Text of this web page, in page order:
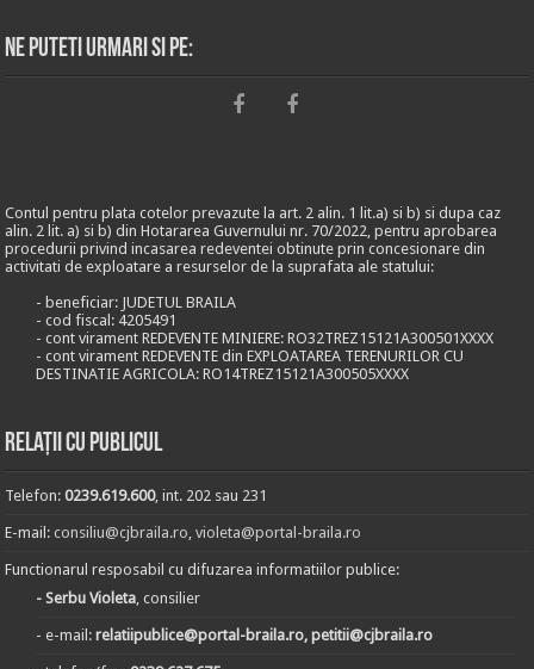
Ne puteti urmari si pe:
Contul pentru plata cotelor prevazute la art. 2 alin. 1 lit.a) si b) si dupa caz
alin. 2 lit. a) si b) din Hotararea Guvernului nr. 70/2022, pentru aprobarea
procedurii privind incasarea redeventei obtinute prin concesionare din
activitati de exploatare a resurselor de la suprafata ale statului:
- beneficiar: JUDETUL BRAILA
- cod fiscal: 4205491
- cont virament REDEVENTE MINIERE: RO32TREZ15121A300501XXXX
- cont virament REDEVENTE din EXPLOATAREA TERENURILOR CU
DESTINATIE AGRICOLA: RO14TREZ15121A300505XXXX
Relații cu publicul
Telefon:0239.619.600, int. 202 sau 231
E-mail:consiliu@cjbraila.ro,violeta@portal-braila.ro
Functionarul resposabil cu difuzarea informatiilor publice:
- Serbu Violeta, consilier
- e-mail:relatiipublice@portal-braila.ro, petitii@cjbraila.ro